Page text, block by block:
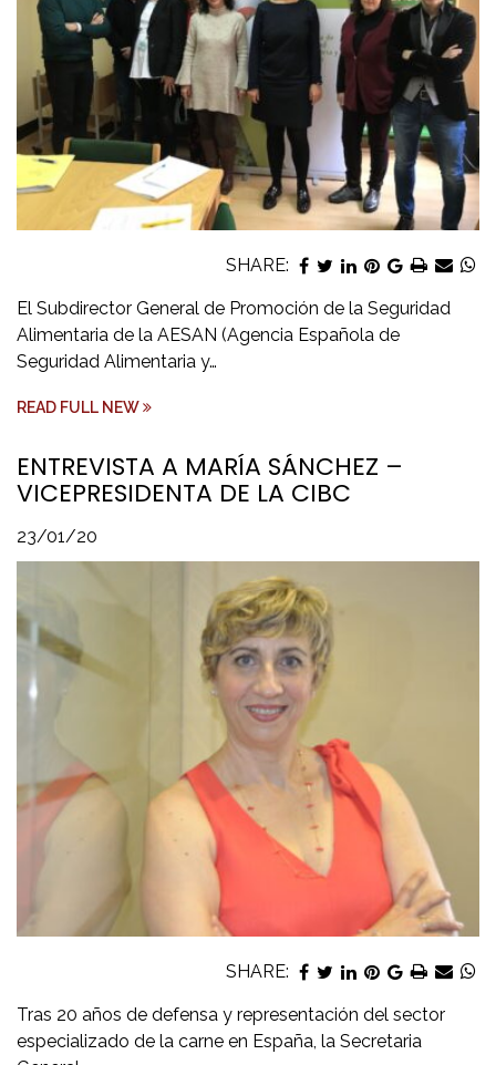
SHARE:
El Subdirector General de Promoción de la Seguridad
Alimentaria de la AESAN (Agencia Española de
Seguridad Alimentaria y…
READ FULL NEW
ENTREVISTA A MARÍA SÁNCHEZ –
VICEPRESIDENTA DE LA CIBC
23/01/20
SHARE:
Tras 20 años de defensa y representación del sector
especializado de la carne en España, la Secretaria